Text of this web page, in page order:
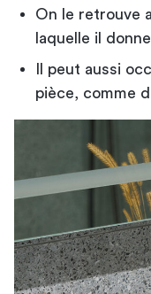
On le retrouve
laquelle il
Il peut aussi
pièce, comme